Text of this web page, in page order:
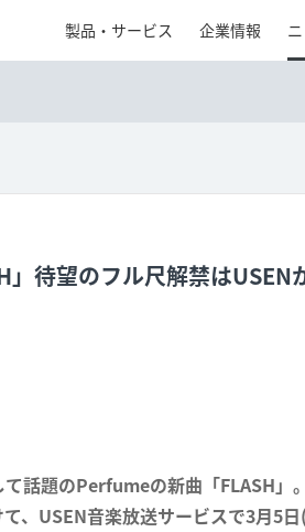
製品・サービス 企業情報
待望のフル尺解禁はUSEN
話題のPerfumeの新曲「FLASH」
、USEN音楽放送サービスで3月5